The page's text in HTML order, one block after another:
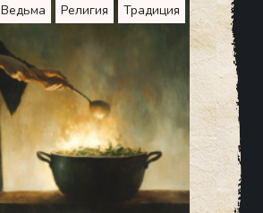
Ведьма Религия Традиция